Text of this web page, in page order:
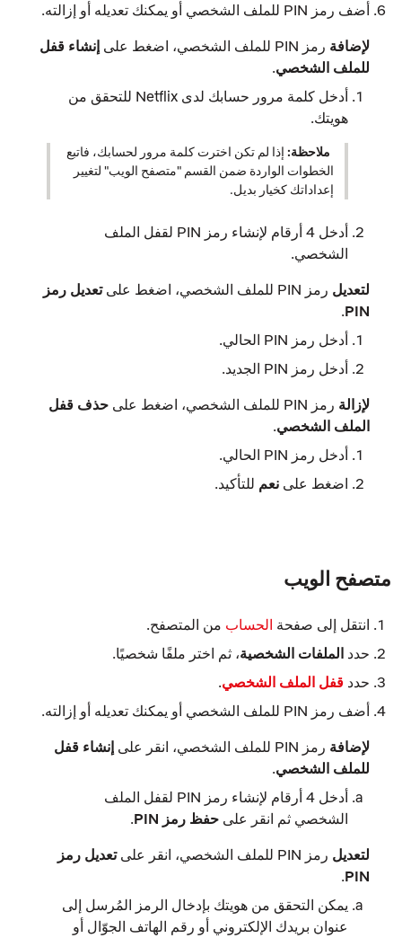
أضف رمز PIN للملف الشخصي أو يمكنك تعديله أو إزالته.
لإضافة رمز PIN للملف الشخصي، اضغط على
إنشاء قفل
للملف الشخصي.
أدخل كلمة مرور حسابك لدى Netflix للتحقق من
هويتك.
ملاحظة: إذا لم تكن اخترت كلمة مرور لحسابك، فاتبع
الخطوات الواردة ضمن القسم "متصفح الويب" لتغيير
إعداداتك كخيار بديل.
أدخل 4 أرقام لإنشاء رمز PIN
لقفل الملف
الشخصي.
لتعديل رمز PIN للملف الشخصي، اضغط على
تعديل رمز
PIN
.
أدخل رمز PIN الحالي.
أدخل رمز PIN الجديد.
لإزالة رمز PIN للملف الشخصي، اضغط على
حذف قفل
الملف الشخصي.
أدخل رمز PIN الحالي.
اضغط على نعم للتأكيد.
متصفح الويب
انتقل إلى صفحة الحساب من المتصفح.
حدد الملفات الشخصية، ثم اختر ملفًا شخصيًا.
حدد قفل الملف الشخصي.
أضف رمز PIN للملف الشخصي أو يمكنك تعديله أو إزالته.
لإضافة رمز PIN للملف الشخصي، انقر على
إنشاء قفل
للملف الشخصي.
أدخل 4 أرقام لإنشاء رمز PIN
لقفل الملف
الشخصي ثم انقر على حفظ رمز PIN
.
لتعديل رمز PIN للملف الشخصي، انقر على
تعديل رمز
PIN
.
يمكن التحقق من هويتك بإدخال الرمز المُرسل إلى
عنوان بريدك الإلكتروني أو رقم الهاتف الجوّال أو